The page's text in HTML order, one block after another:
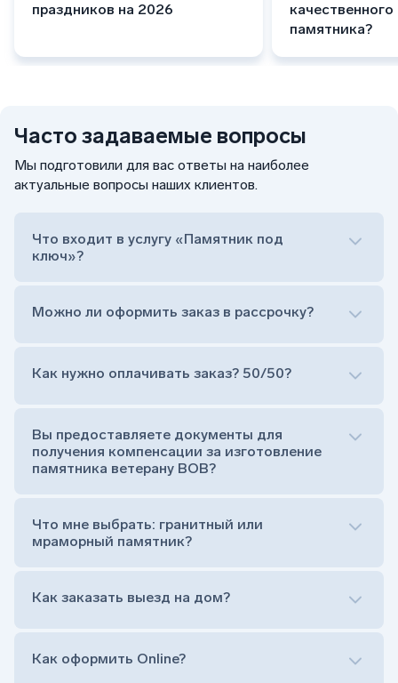
праздников на 2026
памятника?
Часто задаваемые вопросы
Мы подготовили для вас ответы на наиболее
актуальные вопросы наших клиентов.
Что входит в услугу «Памятник под
ключ»?
Сам комплект памятника:
Тумба (постамент, на который при помощи
штыря устанавливается стела)
Обработка и сверловка комплекта
Расположение символа веры (крестик или
на символ веры или вовсе портрет не рисовать)
прописной)
Можно ли оформить заказ в рассрочку?
Как нужно оплачивать заказ? 50/50?
Вы предоставляете документы для
получения компенсации за изготовление
памятника ветерану ВОВ?
Что мне выбрать: гранитный или
мраморный памятник?
Как заказать выезд на дом?
Как оформить Online?